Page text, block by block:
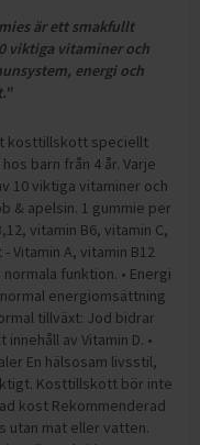
är ett smakfullt
viktiga vitaminer och
energi och
kosttillskott speciellt
barn från 4 år. Varje
10 viktiga vitaminer och
& apelsin. 1 gummie per
vitamin B6, vitamin C,
Vitamin A, vitamin B12
funktion. • Energi
energiomsättning
tillväxt: Jod bidrar
av Vitamin D. •
En hälsosam livsstil,
Kosttillskott bör inte
kost Rekommenderad
utan mat eller vatten.